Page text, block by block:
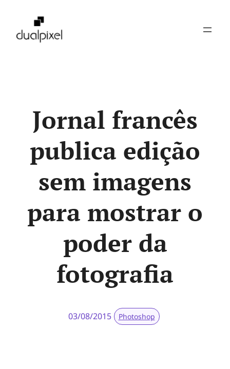
Jornal francês
publica edição
sem imagens
para mostrar o
poder da
fotografia
03/08/2015 Photoshop